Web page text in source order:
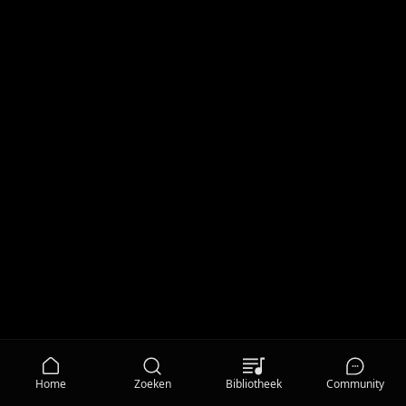
Home Zoeken Bibliotheek Community